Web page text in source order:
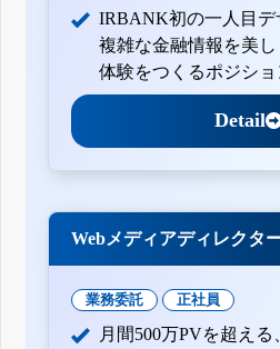
IRBANK初の一人目デ
複雑な金融情報を美
体験をつくるポジショ
Detail
Webメディアディレクタ
業務委託 正社員
月間500万PVを超え